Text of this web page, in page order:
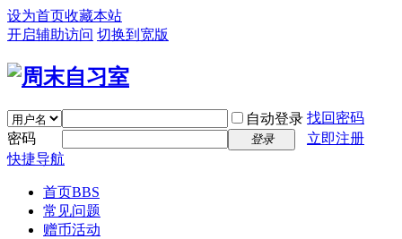
设为首页收藏本站
开启辅助访问 切换到宽版
自动登录 找回密码
密码
登录
立即注册
快捷导航
首页BBS
常见问题
赠币活动